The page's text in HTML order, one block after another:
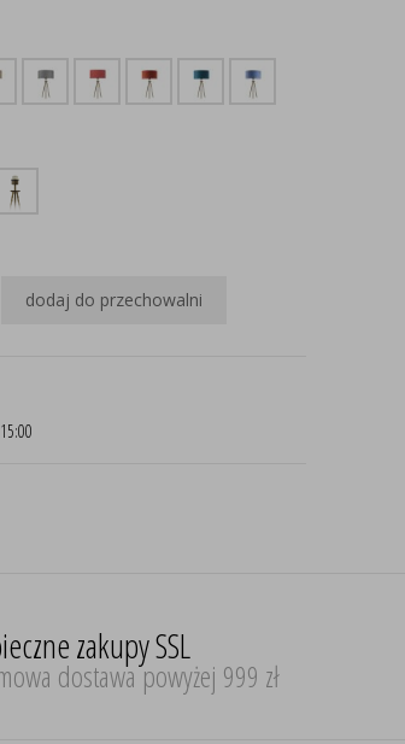
dodaj do przechowalni
zakupy SSL
dostawa powyżej 999 zł